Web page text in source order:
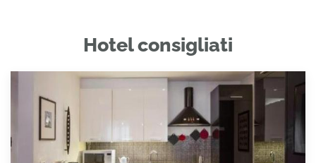
Hotel consigliati